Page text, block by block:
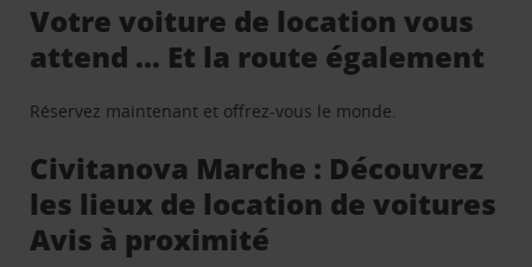
Votre voiture de location vous
attend … Et la route également
Réservez maintenant et offrez-vous le monde.
Civitanova Marche : Découvrez
les lieux de location de voitures
Avis à proximité